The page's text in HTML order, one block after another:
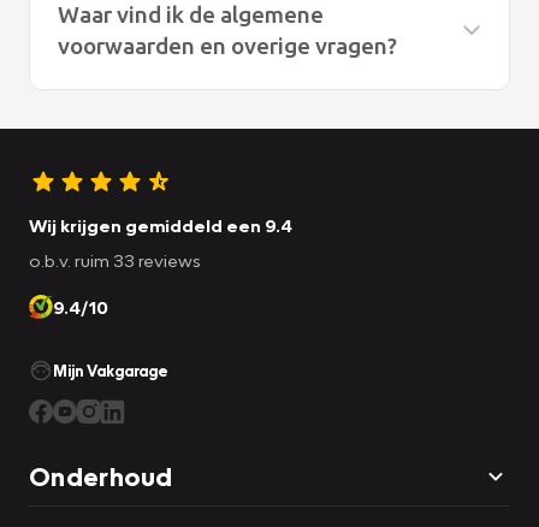
Waar vind ik de algemene
voorwaarden en overige vragen?
Onze algemene voorwaarden vindt uhier
Wij krijgen gemiddeld een 9.4
o.b.v. ruim 33 reviews
9.4/10
Mijn Vakgarage
Onderhoud